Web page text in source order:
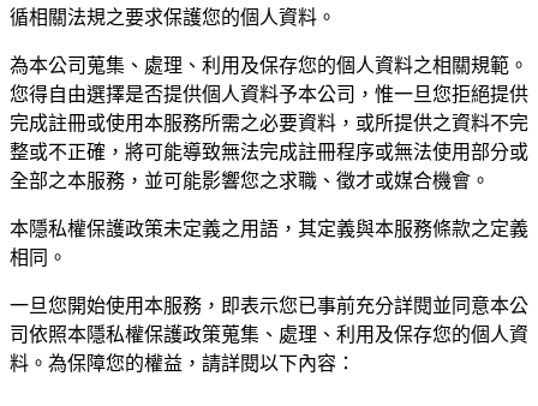
循相關法規之要求保護您的個人資料。
為本公司蒐集、處理、利用及保存您的個人資料之相關規範。
您得自由選擇是否提供個人資料予本公司，惟一旦您拒絕提供
完成註冊或使用本服務所需之必要資料，或所提供之資料不完
整或不正確，將可能導致無法完成註冊程序或無法使用部分或
全部之本服務，並可能影響您之求職、徵才或媒合機會。
本隱私權保護政策未定義之用語，其定義與本服務條款之定義
相同。
一旦您開始使用本服務，即表示您已事前充分詳閱並同意本公
司依照本隱私權保護政策蒐集、處理、利用及保存您的個人資
料。為保障您的權益，請詳閱以下內容：